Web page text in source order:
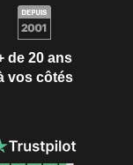
de 20 ans
vos côtés